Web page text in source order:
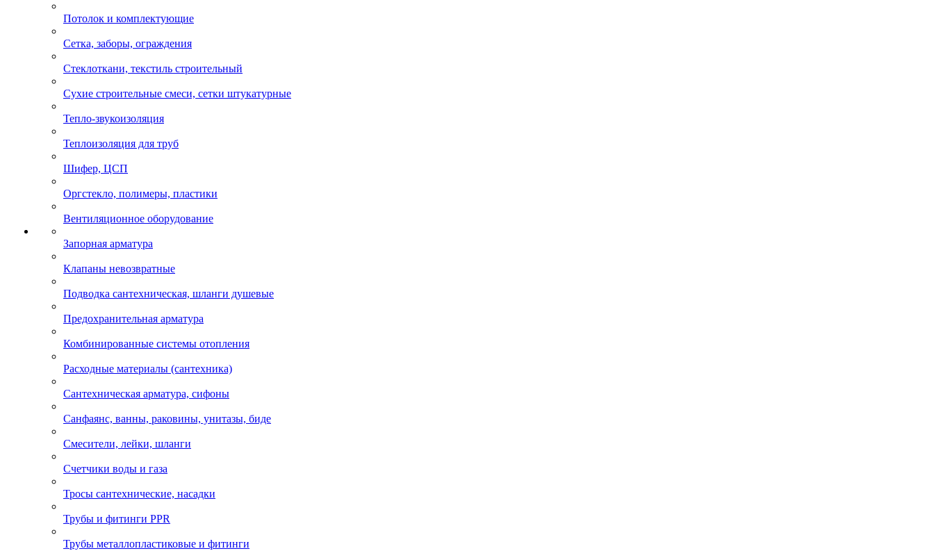
Потолок и комплектующие
Сетка, заборы, ограждения
Стеклоткани, текстиль строительный
Сухие строительные смеси, сетки штукатурные
Тепло-звукоизоляция
Теплоизоляция для труб
Шифер, ЦСП
Оргстекло, полимеры, пластики
Вентиляционное оборудование
Запорная арматура
Клапаны невозвратные
Подводка сантехническая, шланги душевые
Предохранительная арматура
Комбинированные системы отопления
Расходные материалы (сантехника)
Сантехническая арматура, сифоны
Санфаянс, ванны, раковины, унитазы, биде
Смесители, лейки, шланги
Счетчики воды и газа
Тросы сантехнические, насадки
Трубы и фитинги PPR
Трубы металлопластиковые и фитинги